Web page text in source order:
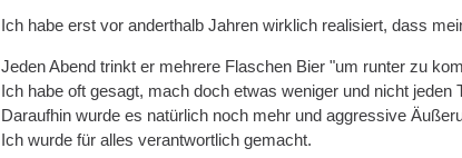
Ich habe erst vor anderthalb Jahren wirklich realisiert, dass
Jeden Abend trinkt er mehrere Flaschen Bier "um runter zu
Ich habe oft gesagt, mach doch etwas weniger und nicht jeden
Daraufhin wurde es natürlich noch mehr und aggressive
Ich wurde für alles verantwortlich gemacht.